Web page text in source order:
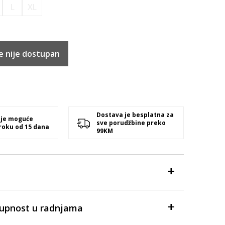
nije dostupan
moguće
od 15 dana
Dostava je besplatna za
sve porudžbine preko
99KM
u radnjama